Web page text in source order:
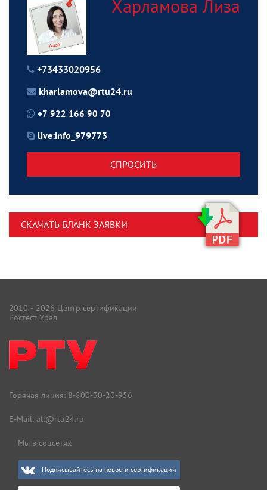
Харламова Лиза
+73433020956
kharlamova@rtu24.ru
+7 922 166 90 70
live:info_979773
СПРОСИТЬ
СКАЧАТЬ БЛАНК ЗАЯВКИ
2010 - 2026 Центр сертификации
Ростест Урал
Горячая линия: 8-800-30-20-956
E-Mail: all@rtu24.ru
Мы в соцсетях
Подписывайтесь на новости сертификации